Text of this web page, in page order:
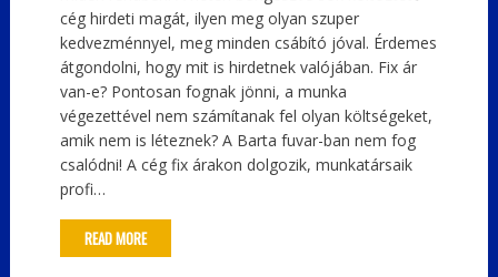
cég hirdeti magát, ilyen meg olyan szuper
kedvezménnyel, meg minden csábító jóval. Érdemes
átgondolni, hogy mit is hirdetnek valójában. Fix ár
van-e? Pontosan fognak jönni, a munka
végezettével nem számítanak fel olyan költségeket,
amik nem is léteznek? A Barta fuvar-ban nem fog
csalódni! A cég fix árakon dolgozik, munkatársaik
profi…
READ MORE